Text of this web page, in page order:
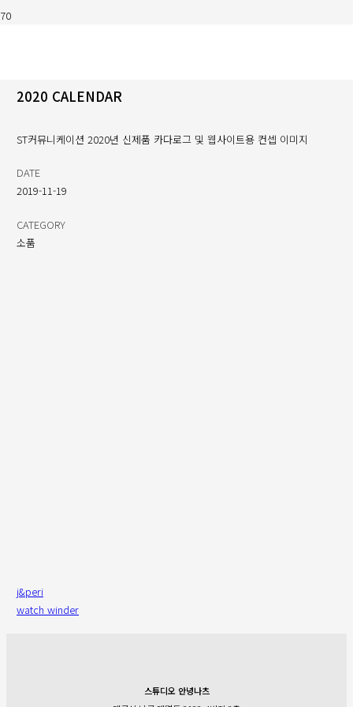
2020 CALENDAR
ST커뮤니케이션 2020년 신제품 카다로그 및 웹사이트용 컨셉 이미지
DATE
2019-11-19
CATEGORY
소품
j&peri
watch winder
스튜디오 안녕나츠